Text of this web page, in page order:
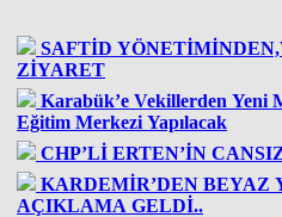
SAFTİD
ZİYARET
Karabük’e Vekillerden Yeni
Eğitim Merkezi Yapılacak
CHP’Lİ ERTEN’İN
KARDEMİR’DEN
AÇIKLAMA GELDİ..